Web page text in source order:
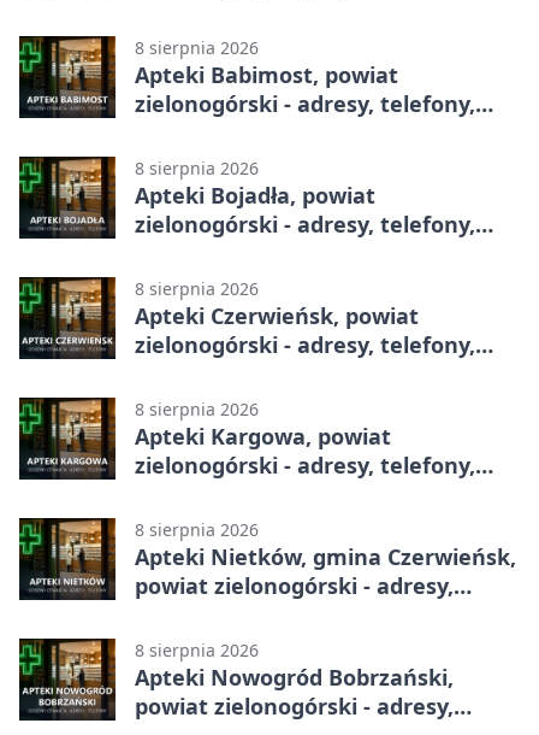
8 sierpnia 2026
Apteki Babimost, powiat
zielonogórski - adresy, telefony,
8 sierpnia 2026
Apteki Bojadła, powiat
zielonogórski - adresy, telefony,
8 sierpnia 2026
Apteki Czerwieńsk, powiat
zielonogórski - adresy, telefony,
8 sierpnia 2026
Apteki Kargowa, powiat
zielonogórski - adresy, telefony,
8 sierpnia 2026
Apteki Nietków, gmina Czerwieńsk,
powiat zielonogórski - adresy,
8 sierpnia 2026
Apteki Nowogród Bobrzański,
powiat zielonogórski - adresy,